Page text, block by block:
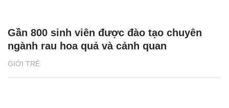
GIỚI TRẺ
Gần 800 sinh viên được đào tạo chuyên
ngành rau hoa quả và cảnh quan